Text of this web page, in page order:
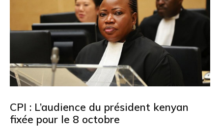
CPI : L’audience du président kenyan
fixée pour le 8 octobre